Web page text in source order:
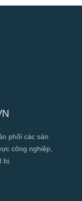
phối các sản
công nghiệp,
bị.